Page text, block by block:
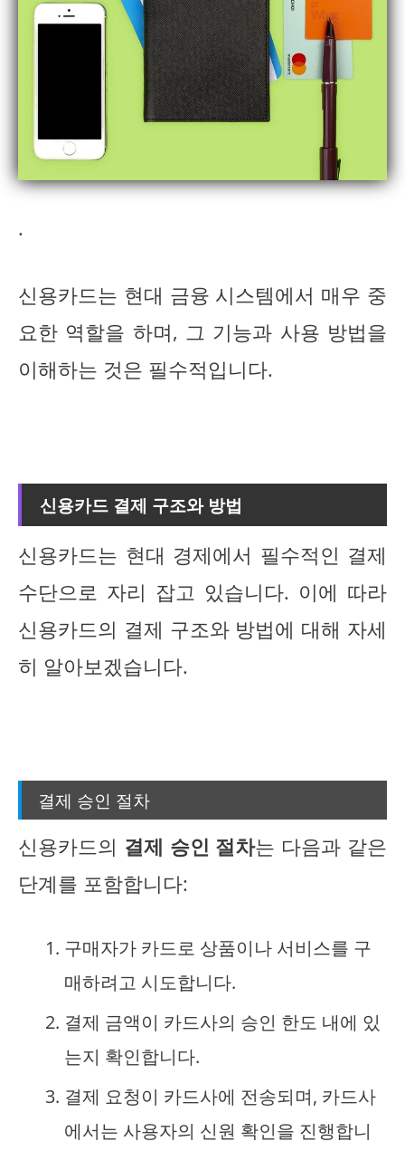
.
신용카드는 현대 금융 시스템에서 매우 중
요한 역할을 하며, 그 기능과 사용 방법을
이해하는 것은 필수적입니다.
신용카드 결제 구조와 방법
신용카드는 현대 경제에서 필수적인 결제
수단으로 자리 잡고 있습니다. 이에 따라
신용카드의 결제 구조와 방법에 대해 자세
히 알아보겠습니다.
결제 승인 절차
신용카드의 결제 승인 절차는 다음과 같은
단계를 포함합니다:
구매자가 카드로 상품이나 서비스를 구
매하려고 시도합니다.
결제 금액이 카드사의 승인 한도 내에 있
는지 확인합니다.
결제 요청이 카드사에 전송되며, 카드사
에서는 사용자의 신원 확인을 진행합니